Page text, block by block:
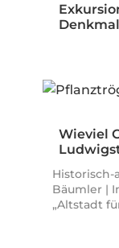
Wieviel
Historisch-
Bäumler |
„Altstadt